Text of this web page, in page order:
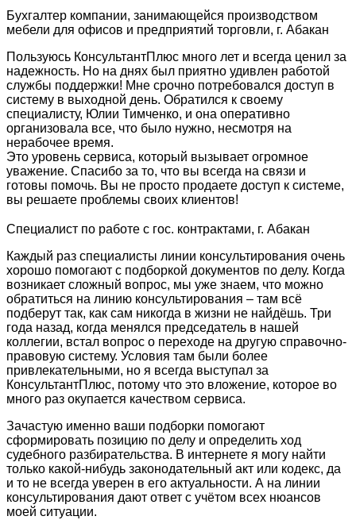
Бухгалтер компании, занимающейся производством
мебели для офисов и предприятий торговли, г. Абакан
Пользуюсь КонсультантПлюс много лет и всегда ценил за
надежность. Но на днях был приятно удивлен работой
службы поддержки! Мне срочно потребовался доступ в
систему в выходной день. Обратился к своему
специалисту, Юлии Тимченко, и она оперативно
организовала все, что было нужно, несмотря на
нерабочее время.
Это уровень сервиса, который вызывает огромное
уважение. Спасибо за то, что вы всегда на связи и
готовы помочь. Вы не просто продаете доступ к системе,
вы решаете проблемы своих клиентов!
Специалист по работе с гос. контрактами, г. Абакан
Каждый раз специалисты линии консультирования очень
хорошо помогают с подборкой документов по делу. Когда
возникает сложный вопрос, мы уже знаем, что можно
обратиться на линию консультирования – там всё
подберут так, как сам никогда в жизни не найдёшь. Три
года назад, когда менялся председатель в нашей
коллегии, встал вопрос о переходе на другую справочно-
правовую систему. Условия там были более
привлекательными, но я всегда выступал за
КонсультантПлюс, потому что это вложение, которое во
много раз окупается качеством сервиса.
Зачастую именно ваши подборки помогают
сформировать позицию по делу и определить ход
судебного разбирательства. В интернете я могу найти
только какой-нибудь законодательный акт или кодекс, да
и то не всегда уверен в его актуальности. А на линии
консультирования дают ответ с учётом всех нюансов
моей ситуации.